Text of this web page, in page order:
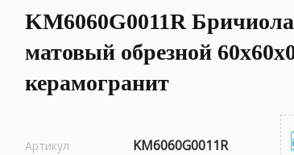
KM6060G0011R
матовый обрезной
керамогранит
Артикул KM6060G0011R